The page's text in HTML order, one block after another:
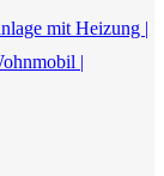
mit Heizung |
|